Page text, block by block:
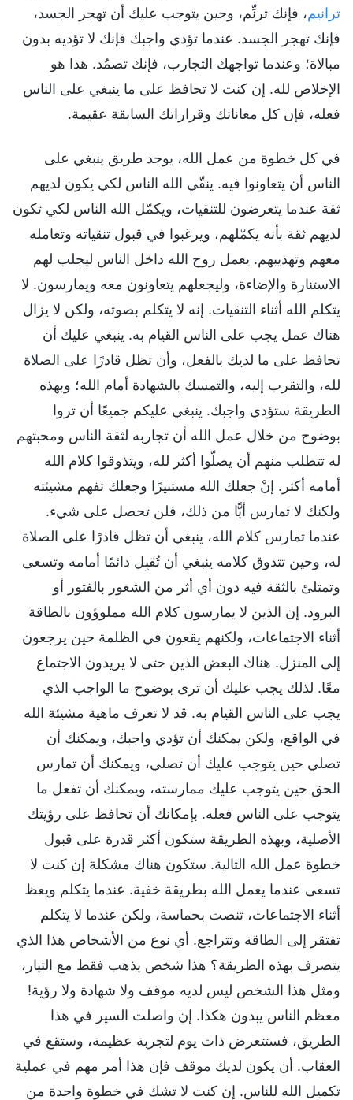
ترانيم، فإنك ترنِّم، وحين يتوجب عليك أن تهجر الجسد،
فإنك تهجر الجسد. عندما تؤدي واجبك فإنك لا تؤديه بدون
مبالاة؛ وعندما تواجهك التجارب، فإنك تصمُد. هذا هو
الإخلاص لله. إن كنت لا تحافظ على ما ينبغي على الناس
فعله، فإن كل معاناتك وقراراتك السابقة عقيمة.
في كل خطوة من عمل الله، يوجد طريق ينبغي على
الناس أن يتعاونوا فيه. ينقّي الله الناس لكي يكون لديهم
ثقة عندما يتعرضون للتنقيات، ويكمّل الله الناس لكي تكون
لديهم ثقة بأنه يكمّلهم، ويرغبوا في قبول تنقياته وتعامله
معهم وتهذيبهم. يعمل روح الله داخل الناس ليجلب لهم
الاستنارة والإضاءة، وليجعلهم يتعاونون معه ويمارسون. لا
يتكلم الله أثناء التنقيات. إنه لا يتكلم بصوته، ولكن لا يزال
هناك عمل يجب على الناس القيام به. ينبغي عليك أن
تحافظ على ما لديك بالفعل، وأن تظل قادرًا على الصلاة
لله، والتقرب إليه، والتمسك بالشهادة أمام الله؛ وبهذه
الطريقة ستؤدي واجبك. ينبغي عليكم جميعًا أن تروا
بوضوح من خلال عمل الله أن تجاربه لثقة الناس ومحبتهم
له تتطلب منهم أن يصلّوا أكثر لله، ويتذوقوا كلام الله
أمامه أكثر. إنْ جعلك الله مستنيرًا وجعلك تفهم مشيئته
ولكنك لا تمارس أيًّا من ذلك، فلن تحصل على شيء.
عندما تمارس كلام الله، ينبغي أن تظل قادرًا على الصلاة
له، وحين تتذوق كلامه ينبغي أن تُقبِل دائمًا أمامه وتسعى
وتمتلئ بالثقة فيه دون أي أثر من الشعور بالفتور أو
البرود. إن الذين لا يمارسون كلام الله مملوؤون بالطاقة
أثناء الاجتماعات، ولكنهم يقعون في الظلمة حين يرجعون
إلى المنزل. هناك البعض الذين حتى لا يريدون الاجتماع
معًا. لذلك يجب عليك أن ترى بوضوح ما الواجب الذي
يجب على الناس القيام به. قد لا تعرف ماهية مشيئة الله
في الواقع، ولكن يمكنك أن تؤدي واجبك، ويمكنك أن
تصلي حين يتوجب عليك أن تصلي، ويمكنك أن تمارس
الحق حين يتوجب عليك ممارسته، ويمكنك أن تفعل ما
يتوجب على الناس فعله. بإمكانك أن تحافظ على رؤيتك
الأصلية، وبهذه الطريقة ستكون أكثر قدرة على قبول
خطوة عمل الله التالية. ستكون هناك مشكلة إن كنت لا
تسعى عندما يعمل الله بطريقة خفية. عندما يتكلم ويعظ
أثناء الاجتماعات، تنصت بحماسة، ولكن عندما لا يتكلم
تفتقر إلى الطاقة وتتراجع. أي نوع من الأشخاص هذا الذي
يتصرف بهذه الطريقة؟ هذا شخص يذهب فقط مع التيار،
ومثل هذا الشخص ليس لديه موقف ولا شهادة ولا رؤية!
معظم الناس يبدون هكذا. إن واصلت السير في هذا
الطريق، فستتعرض ذات يوم لتجربة عظيمة، وستقع في
العقاب. أن يكون لديك موقف فإن هذا أمر مهم في عملية
تكميل الله للناس. إن كنت لا تشك في خطوة واحدة من